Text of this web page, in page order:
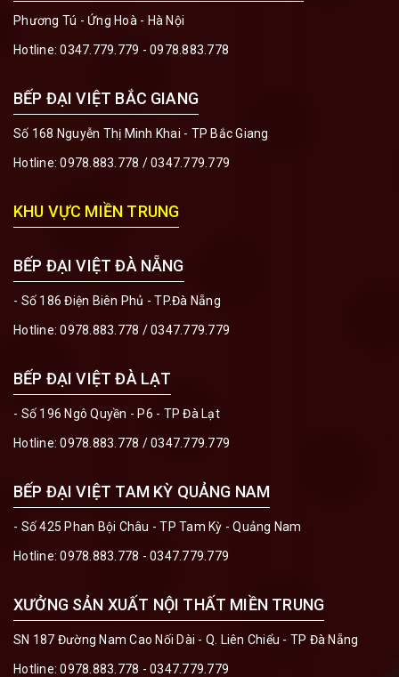
Phương Tú - Ứng Hoà - Hà Nội
Hotline:0347.779.779 - 0978.883.778
BẾP ĐẠI VIỆT BẮC GIANG
Số 168 Nguyễn Thị Minh Khai - TP Bắc Giang
Hotline:0978.883.778 /0347.779.779
KHU VỰC MIỀN TRUNG
BẾP ĐẠI VIỆT ĐÀ NẴNG
- Số 186 Điện Biên Phủ - TP.Đà Nẵng
Hotline:0978.883.778 /0347.779.779
BẾP ĐẠI VIỆT ĐÀ LẠT
- Số 196 Ngô Quyền - P6 - TP Đà Lạt
Hotline:0978.883.778 /0347.779.779
BẾP ĐẠI VIỆT TAM KỲ QUẢNG NAM
- Số 425 Phan Bội Châu - TP Tam Kỳ - Quảng Nam
Hotline:0978.883.778 - 0347.779.779
XƯỞNG SẢN XUẤT NỘI THẤT MIỀN TRUNG
SN 187 Đường Nam Cao Nối Dài - Q. Liên Chiểu - TP Đà Nẵng
Hotline:0978.883.778 - 0347.779.779